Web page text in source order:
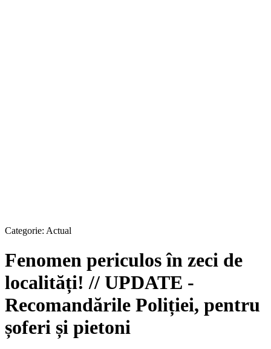
Categorie: Actual
Fenomen periculos în zeci de
localități! // UPDATE -
Recomandările Poliției, pentru
șoferi și pietoni